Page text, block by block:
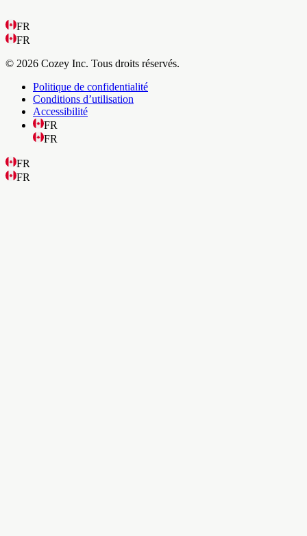
FR
FR
© 2026 Cozey Inc. Tous droits réservés.
Politique de confidentialité
Conditions d’utilisation
Accessibilité
FR
FR
FR
FR